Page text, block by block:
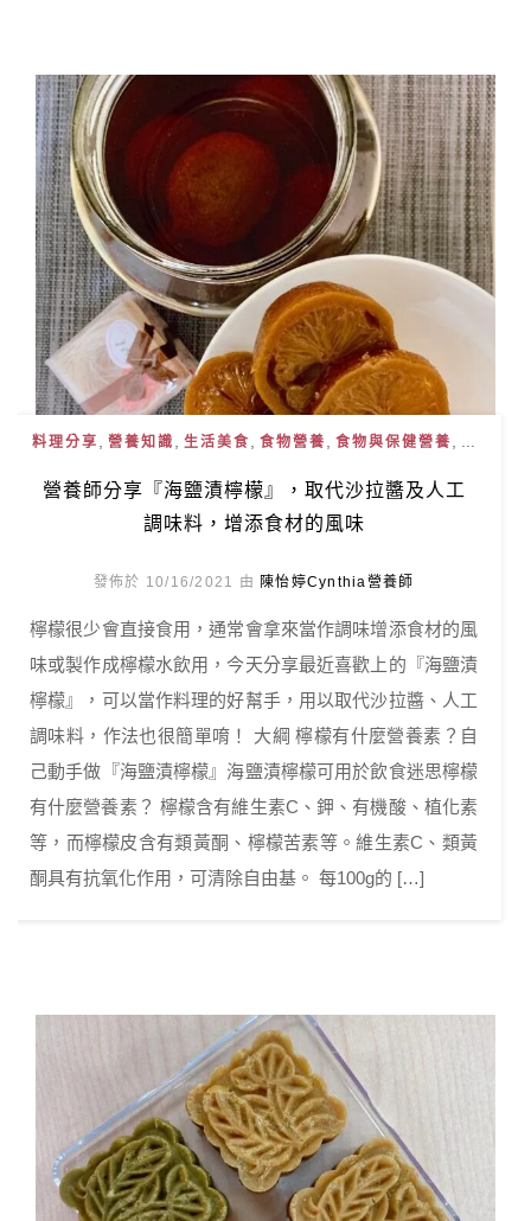
料理分享 , 營養知識 , 生活美食 , 食物營養 , 食物與保健營養 , ...
營養師分享『海鹽漬檸檬』，取代沙拉醬及人工
調味料，增添食材的風味
發佈於 10/16/2021 由 陳怡婷Cynthia營養師
檸檬很少會直接食用，通常會拿來當作調味增添食材的風
味或製作成檸檬水飲用，今天分享最近喜歡上的『海鹽漬
檸檬』，可以當作料理的好幫手，用以取代沙拉醬、人工
調味料，作法也很簡單唷！ 大綱 檸檬有什麼營養素？自
己動手做『海鹽漬檸檬』海鹽漬檸檬可用於飲食迷思檸檬
有什麼營養素？ 檸檬含有維生素C、鉀、有機酸、植化素
等，而檸檬皮含有類黃酮、檸檬苦素等。維生素C、類黃
酮具有抗氧化作用，可清除自由基。 每100g的 […]